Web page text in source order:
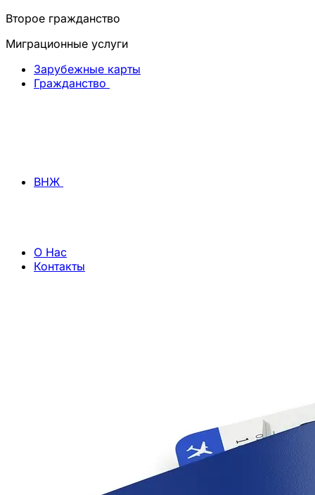
Второе гражданство
Миграционные услуги
Зарубежные карты
Гражданство
ВНЖ
О Нас
Контакты